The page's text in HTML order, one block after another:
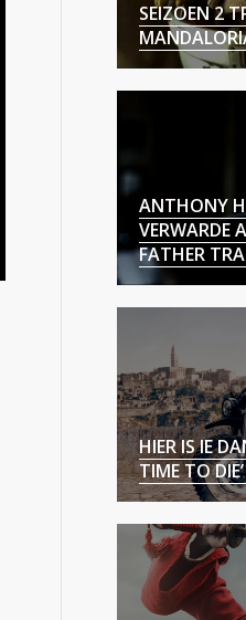
SEIZOEN 2
ANTHONY
VERWARDE
FATHER
HIER IS IE
TIME TO